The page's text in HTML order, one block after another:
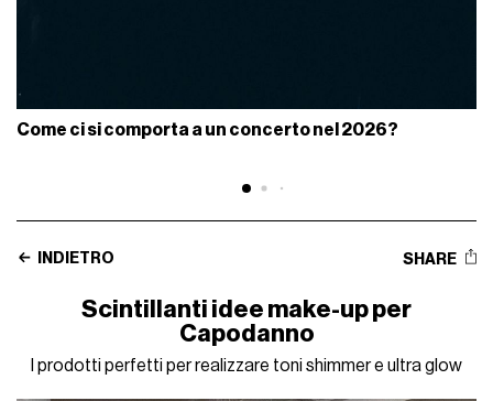
Come ci si comporta a un concerto nel 2026?
INDIETRO SHARE
Scintillanti idee make-up per
Capodanno
I prodotti perfetti per realizzare toni shimmer e ultra glow